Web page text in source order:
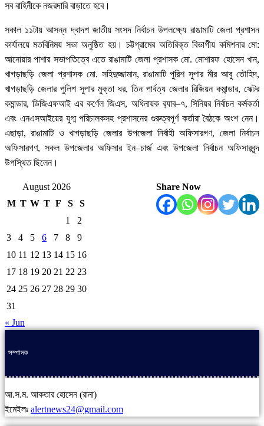
সব বাহিনীকে নজরদারি বাড়াতে হবে।
সকাল ১১টায় আসন্ন দ্বাদশ জাতীয় সংসদ নির্বাচন উপলক্ষ্যে রাঙামাটি জেলা প্রশাসন
কার্যালয়ে মতবিনিময় সভা অনুষ্ঠিত হয়। চট্টগ্রামের অতিরিক্ত বিভাগীয় কমিশনার মো:
আনোয়ার পাশার সভাপতিত্বে এতে রাঙামাটি জেলা প্রশাসক মো. মোশারফ হোসেন খান,
খাগড়াছড়ি জেলা প্রশাসক মো. সহিদুজ্জামান, রাঙামাটি পুরিশ সুপার মীর আবু তৌহিদ,
খাগড়াছড়ি জেলার পুলিশ সুপার মুক্তা ধর, তিন পার্বত্য জেলার রিজিয়ন কমান্ডার, সেক্টর
কমান্ডার, ডিজিএফআই এর কর্ণেল জিএস, অধিনায়ক র‌্যাব–৭, সিনিয়র নির্বাচন কর্মকর্তা
এবং এনএসআইয়ের যুগ্ম পরিচালকসহ প্রশাসনের গুরুত্বপূর্ণ কর্তারা বৈঠকে অংশ নেন।
এছাড়া, রাঙামাটি ও খাগড়াছড়ি জেলার উপজেলা নির্বাহী অফিসারগণ, জেলা নির্বাচন
অফিসারগণ, সকল উপজেলার অফিসার ইন–চার্জ এবং উপজেলা নির্বাচন অফিসারবৃন্দ
উপস্থিত ছিলেন।
Share Now
August 2026
M T W T F S
S
1
2
3
4 5 6 7 8
9
10 11 12 13 14 15 16
17 18 19 20 21 22 23
24 25 26 27 28 29 30
31
« Jun
সম্পাদক
আ.স.ম. আকতার হোসেন (রানা)
ইমেইলঃ alertnews24@gmail.com